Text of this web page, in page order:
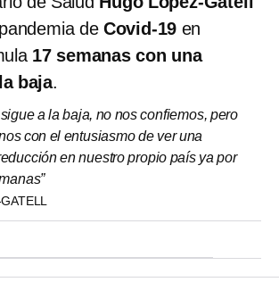
deCovid-19 en
17 semanas con una
baja.
a la baja, no nos confiemos, pero
con el entusiasmo de ver una
en nuestro propio país ya por